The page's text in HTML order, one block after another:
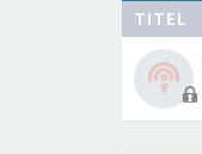
TITEL